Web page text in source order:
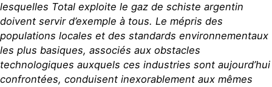
lesquelles Total exploite le gaz de schiste argentin
doivent servir d’exemple à tous. Le mépris des
populations locales et des standards environnementaux
les plus basiques, associés aux obstacles
technologiques auxquels ces industries sont aujourd’hui
confrontées, conduisent inexorablement aux mêmes